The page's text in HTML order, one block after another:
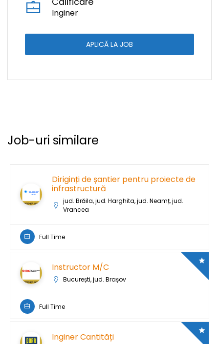
Inginer
APLICĂ LA JOB
Job-uri similare
Diriginți de șantier pentru proiecte de
infrastructură
jud. Brăila, jud. Harghita, jud. Neamț, jud.
Vrancea
Full Time
Instructor M/C
București, jud. Brașov
Full Time
Inginer Cantități